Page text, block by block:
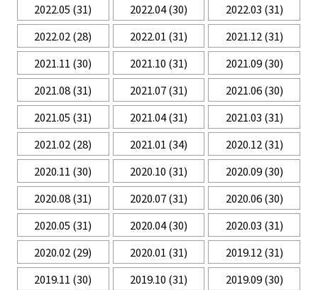
2022.05 (31) 2022.04(30) 2022.03 (31)
2022.02(28) 2022.01 (31) 2021.12(31)
2021.11 (30) 2021.10 (31) 2021.09(30)
2021.08(31) 2021.07(31) 2021.06(30)
2021.05 (31) 2021.04(31) 2021.03 (31)
2021.02(28) 2021.01 (34) 2020.12(31)
2020.11 (30) 2020.10 (31) 2020.09(30)
2020.08(31) 2020.07(31) 2020.06(30)
2020.05 (31) 2020.04(30) 2020.03 (31)
2020.02(29) 2020.01 (31) 2019.12(31)
2019.11 (30) 2019.10 (31) 2019.09(30)